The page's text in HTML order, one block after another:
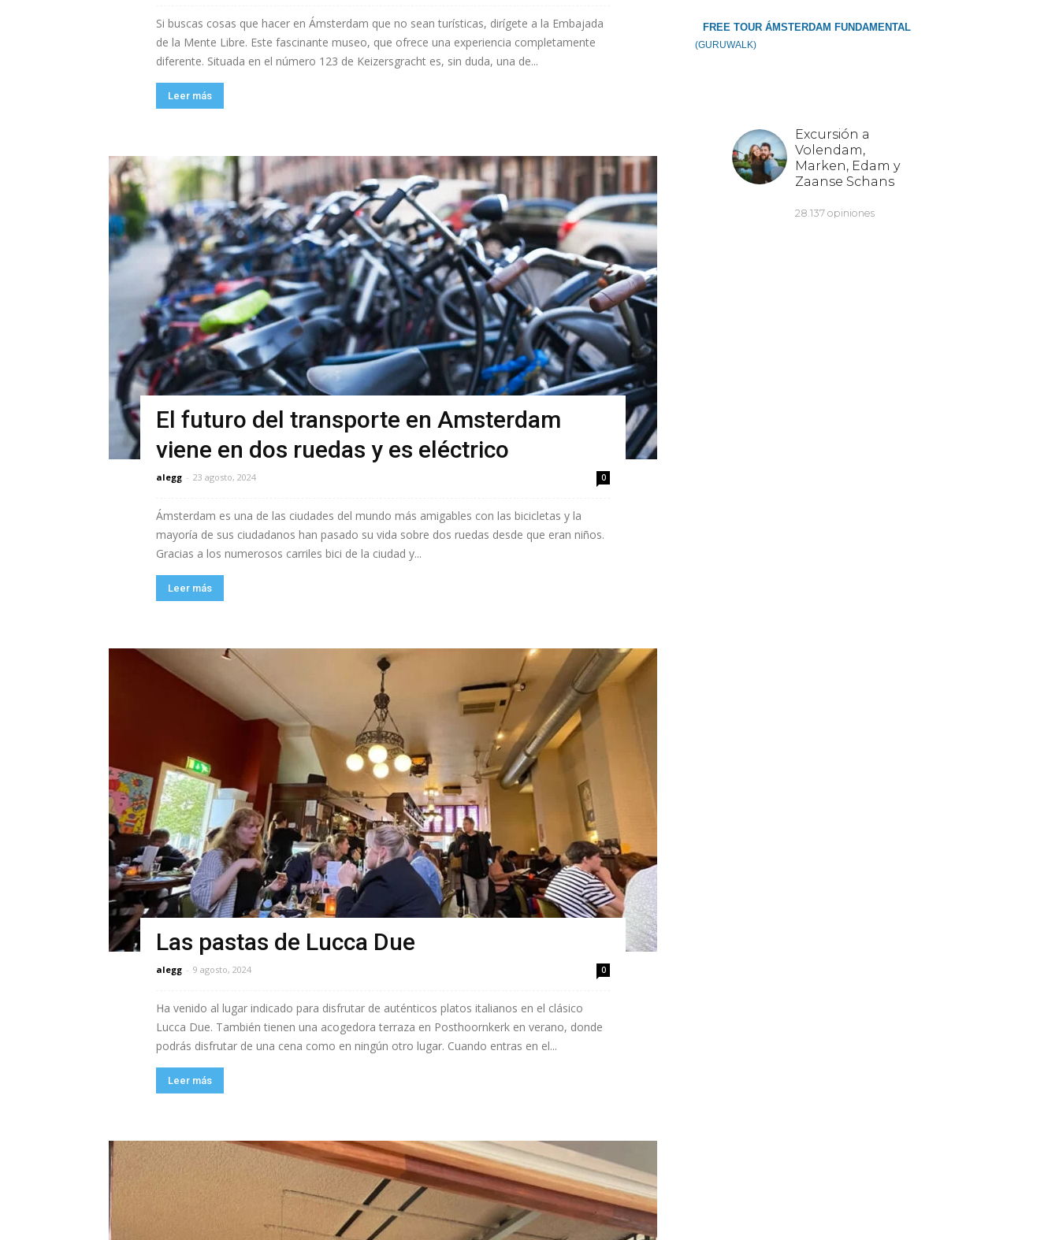
Si buscas cosas que hacer en Ámsterdam que no sean turísticas, dirígete a la Embajada
de la Mente Libre. Este fascinante museo, que ofrece una experiencia completamente
diferente. Situada en el número 123 de Keizersgracht es, sin duda, una de...
Leer más
El futuro del transporte en Amsterdam
viene en dos ruedas y es eléctrico
alegg - 23 agosto, 2024 0
Ámsterdam es una de las ciudades del mundo más amigables con las bicicletas y la
mayoría de sus ciudadanos han pasado su vida sobre dos ruedas desde que eran niños.
Gracias a los numerosos carriles bici de la ciudad y...
Leer más
Las pastas de Lucca Due
alegg - 9 agosto, 2024 0
Ha venido al lugar indicado para disfrutar de auténticos platos italianos en el clásico
Lucca Due. También tienen una acogedora terraza en Posthoornkerk en verano, donde
podrás disfrutar de una cena como en ningún otro lugar. Cuando entras en el...
Leer más
FREE TOUR ÁMSTERDAM FUNDAMENTAL
(GURUWALK)